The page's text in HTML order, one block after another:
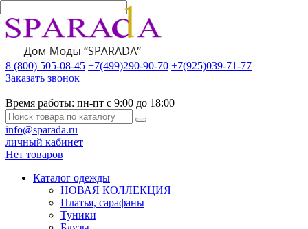
8 (800) 505-08-45 +7(499)290-90-70 +7(925)039-71-77
Заказать звонок
Время работы: пн-пт с 9:00 до 18:00
info@sparada.ru
личный кабинет
Нет товаров
Каталог одежды
НОВАЯ КОЛЛЕКЦИЯ
Платья, сарафаны
Туники